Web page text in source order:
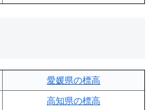
愛媛県の標高
高知県の標高